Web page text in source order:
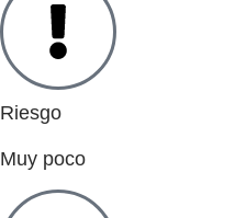
Riesgo
Muy poco